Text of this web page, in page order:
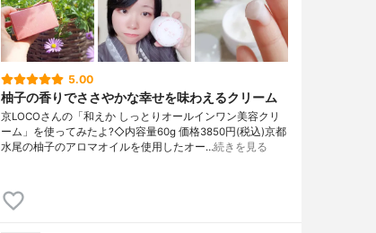
5.00
柚子の香りでささやかな幸せを味わえるクリーム
京LOCOさんの「和えか しっとりオールインワン美容クリ
ーム」を使ってみたよ?◇内容量60g 価格3850円(税込)京都
水尾の柚子のアロマオイルを使用したオー…続きを見る